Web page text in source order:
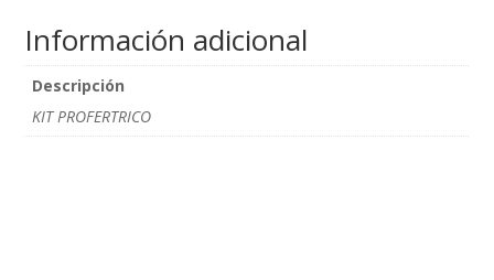
Información adicional
Descripción
KIT PROFERTRICO